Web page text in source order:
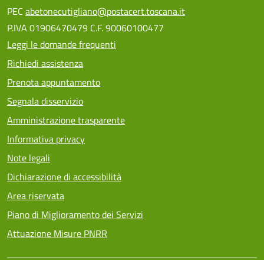
PEC abetonecutigliano@postacert.toscana.it
P.IVA 01906470479 C.F. 90060100477
Leggi le domande frequenti
Richiedi assistenza
Prenota appuntamento
Segnala disservizio
Amministrazione trasparente
Informativa privacy
Note legali
Dichiarazione di accessibilità
Area riservata
Piano di Miglioramento dei Servizi
Attuazione Misure PNRR